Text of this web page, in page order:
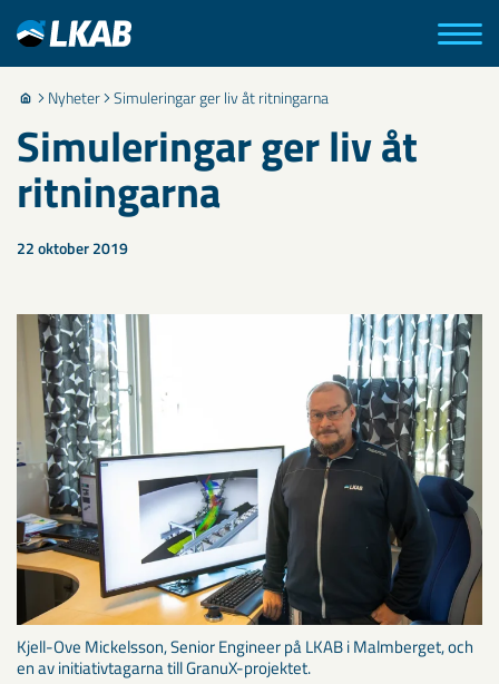
Nyheter Simuleringar ger liv åt ritningarna
Simuleringar ger liv åt
ritningarna
22 oktober 2019
Kjell-Ove Mickelsson, Senior Engineer på LKAB i Malmberget, och
en av initiativtagarna till GranuX-projektet.